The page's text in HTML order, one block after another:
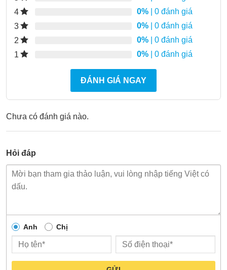
4
0% | 0 đánh giá
3
0% | 0 đánh giá
2
0% | 0 đánh giá
1
0% | 0 đánh giá
ĐÁNH GIÁ NGAY
Chưa có đánh giá nào.
Hỏi đáp
Anh Chị